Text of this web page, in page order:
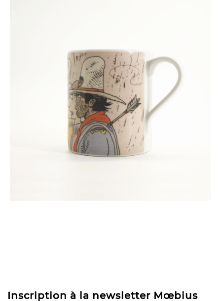
Inscription à la newsletter Mœbius